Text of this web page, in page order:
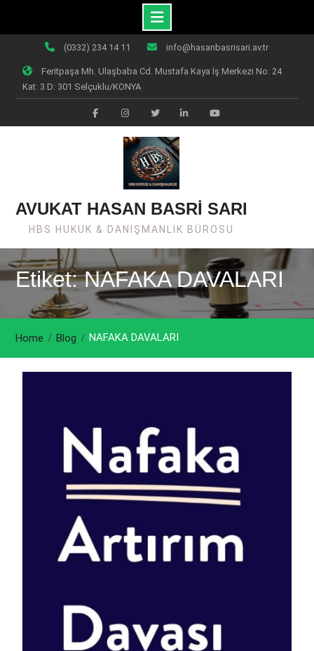
content
(0332) 234 14 11 info@hasanbasrisari.av.tr
Feritpaşa Mh. Ulaşbaba Cd. Mustafa Kaya İş Merkezi No: 24
Kat: 3 D: 301 Selçuklu/KONYA
FacebookInstagramTwiter LinkedinYoutube
AVUKAT HASAN BASRİ SARI
HBS HUKUK & DANIŞMANLIK BÜROSU
Etiket: NAFAKA DAVALARI
Home Blog NAFAKA DAVALARI